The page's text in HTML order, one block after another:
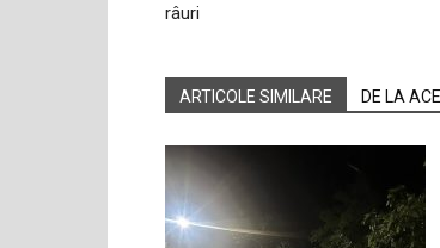
râuri
ARTICOLE SIMILARE DE LA